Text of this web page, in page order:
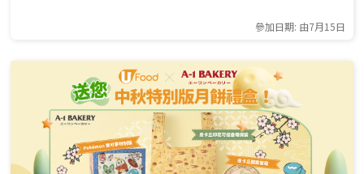
參加日期: 由7月15日